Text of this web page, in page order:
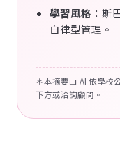
學習風格 ：斯
自律型管理。
＊本摘要由 AI 依學校
下方或洽詢顧問。